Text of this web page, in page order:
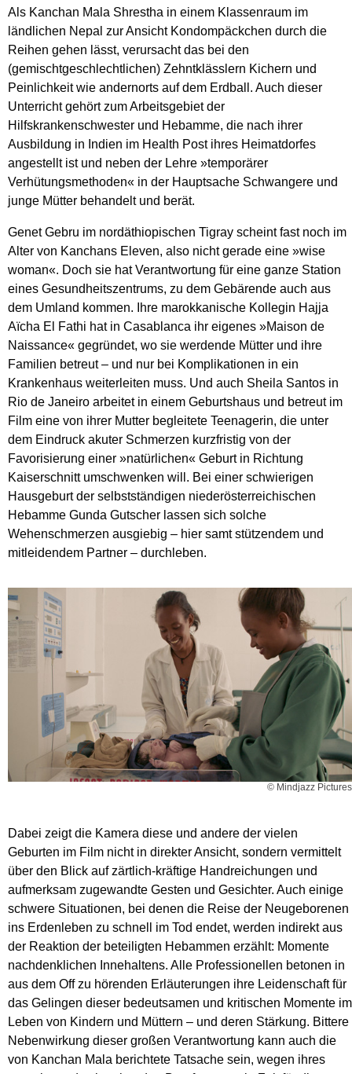
Als Kanchan Mala Shrestha in einem Klassenraum im
ländlichen Nepal zur Ansicht Kondompäckchen durch die
Reihen gehen lässt, verursacht das bei den
(gemischtgeschlechtlichen) Zehntklässlern Kichern und
Peinlichkeit wie andernorts auf dem Erdball. Auch dieser
Unterricht gehört zum Arbeitsgebiet der
Hilfskrankenschwester und Hebamme, die nach ihrer
Ausbildung in Indien im Health Post ihres Heimatdorfes
angestellt ist und neben der Lehre »temporärer
Verhütungsmethoden« in der Hauptsache Schwangere und
junge Mütter behandelt und berät.
Genet Gebru im nordäthiopischen Tigray scheint fast noch im
Alter von Kanchans Eleven, also nicht gerade eine »wise
woman«. Doch sie hat Verantwortung für eine ganze Station
eines Gesundheitszentrums, zu dem Gebärende auch aus
dem Umland kommen. Ihre marokkanische Kollegin Hajja
Aïcha El Fathi hat in Casablanca ihr eigenes »Maison de
Naissance« gegründet, wo sie werdende Mütter und ihre
Familien betreut – und nur bei Komplikationen in ein
Krankenhaus weiterleiten muss. Und auch Sheila Santos in
Rio de Janeiro arbeitet in einem Geburtshaus und betreut im
Film eine von ihrer Mutter begleitete Teenagerin, die unter
dem Eindruck akuter Schmerzen kurzfristig von der
Favorisierung einer »natürlichen« Geburt in Richtung
Kaiserschnitt umschwenken will. Bei einer schwierigen
Hausgeburt der selbstständigen niederösterreichischen
Hebamme Gunda Gutscher lassen sich solche
Wehenschmerzen ausgiebig – hier samt stützendem und
mitleidendem Partner – durchleben.
© Mindjazz Pictures
Dabei zeigt die Kamera diese und andere der vielen
Geburten im Film nicht in direkter Ansicht, sondern vermittelt
über den Blick auf zärtlich-kräftige Handreichungen und
aufmerksam zugewandte Gesten und Gesichter. Auch einige
schwere Situationen, bei denen die Reise der Neugeborenen
ins Erdenleben zu schnell im Tod endet, werden indirekt aus
der Reaktion der beteiligten Hebammen erzählt: Momente
nachdenklichen Innehaltens. Alle Professionellen betonen in
aus dem Off zu hörenden Erläuterungen ihre Leidenschaft für
das Gelingen dieser bedeutsamen und kritischen Momente im
Leben von Kindern und Müttern – und deren Stärkung. Bittere
Nebenwirkung dieser großen Verantwortung kann auch die
von Kanchan Mala berichtete Tatsache sein, wegen ihres